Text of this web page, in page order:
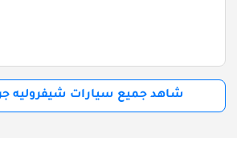
شاهد جميع سيارات شيفروليه